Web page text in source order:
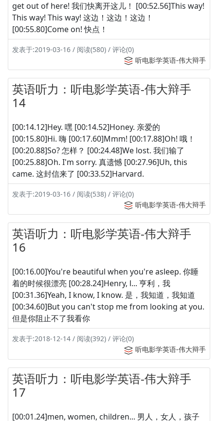
get out of here! 我们快离开这儿！ [00:52.56]This way!
This way! This way! 这边！这边！这边！
[00:55.80]Come on! 快点！
发表于:2019-03-16 / 阅读(580) / 评论(0)
听电影学英语-伟大辩手
英语听力：听电影学英语-伟大辩手
14
[00:14.12]Hey. 嘿 [00:14.52]Honey. 亲爱的
[00:15.80]Hi. 嗨 [00:17.60]Mmm! [00:17.88]Oh! 哦！
[00:20.88]So? 怎样？ [00:24.48]We lost. 我们输了
[00:25.88]Oh. I'm sorry. 真遗憾 [00:27.96]Uh, this
came. 这封信来了 [00:33.52]Harvard.
发表于:2019-03-16 / 阅读(538) / 评论(0)
听电影学英语-伟大辩手
英语听力：听电影学英语-伟大辩手
16
[00:16.00]You're beautiful when you're asleep. 你睡
着的时候很漂亮 [00:28.24]Henry, l... 亨利，我
[00:31.36]Yeah, I know, I know. 是，我知道，我知道
[00:34.60]But you can't stop me from looking at you.
但是你阻止不了我看你
发表于:2018-12-14 / 阅读(392) / 评论(0)
听电影学英语-伟大辩手
英语听力：听电影学英语-伟大辩手
17
[00:01.24]men, women, children... 男人，女人，孩子